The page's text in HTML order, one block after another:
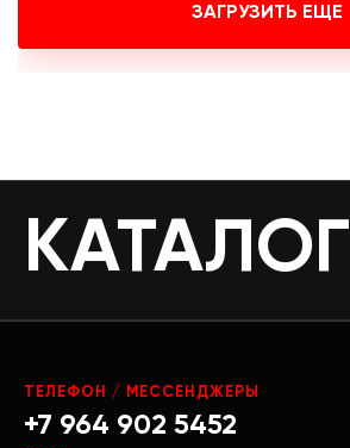
ЗАГРУЗИТЬ ЕЩЕ
КАТАЛОГ
ТЕЛЕФОН / МЕССЕНДЖЕРЫ
+7 964 902 5452